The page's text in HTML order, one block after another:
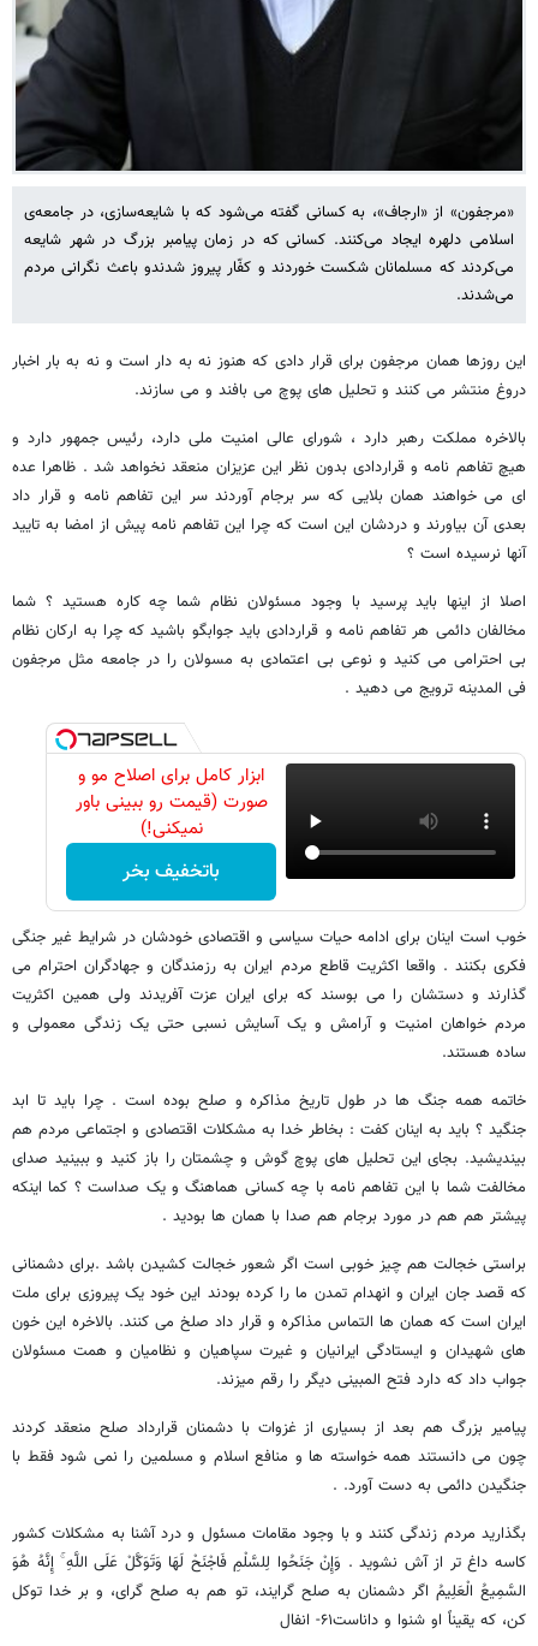
«مرجفون» از «ارجاف»، به کسانی گفته می‌شود که با شایعه‌سازی، در جامعه‌ی
اسلامی دلهره ایجاد می‌کنند. کسانی که در زمان پیامبر بزرگ در شهر شایعه
می‌کردند که مسلمانان شکست خوردند و کفّار پیروز شدندو باعث نگرانی مردم
می‌شدند.
این روزها همان مرجفون برای قرار دادی که هنوز نه به دار است و نه به بار اخبار
دروغ منتشر می کنند و تحلیل های پوچ می بافند و می سازند.
بالاخره مملکت رهبر دارد ، شورای عالی امنیت ملی دارد، رئیس جمهور دارد و
هیچ تفاهم نامه و قراردادی بدون نظر این عزیزان منعقد نخواهد شد . ظاهرا عده
ای می خواهند همان بلایی که سر برجام آوردند سر این تفاهم نامه و قرار داد
بعدی آن بیاورند و دردشان این است که چرا این تفاهم نامه پیش از امضا به تایید
آنها نرسیده است ؟
اصلا از اینها باید پرسید با وجود مسئولان نظام شما چه کاره هستید ؟ شما
مخالفان دائمی هر تفاهم نامه و قراردادی باید جوابگو باشید که چرا به ارکان نظام
بی احترامی می کنید و نوعی بی اعتمادی به مسولان را در جامعه مثل مرجفون
فی المدینه ترویج می دهید .
ابزار کامل برای اصلاح مو و
صورت (قیمت رو ببینی باور
نمیکنی!)
باتخفیف بخر
خوب است اینان برای ادامه حیات سیاسی و اقتصادی خودشان در شرایط غیر جنگی
فکری بکنند . واقعا اکثریت قاطع مردم ایران به رزمندگان و جهادگران احترام می
گذارند و دستشان را می بوسند که برای ایران عزت آفریدند ولی همین اکثریت
مردم خواهان امنیت و آرامش و یک آسایش نسبی حتی یک زندگی معمولی و
ساده هستند.
خاتمه همه جنگ ها در طول تاریخ مذاکره و صلح بوده است . چرا باید تا ابد
جنگید ؟ باید به اینان کفت : بخاطر خدا به مشکلات اقتصادی و اجتماعی مردم هم
بیندیشید. بجای این تحلیل های پوچ گوش و چشمتان را باز کنید و ببینید صدای
مخالفت شما با این تفاهم نامه با چه کسانی هماهنگ و یک صداست ؟ کما اینکه
پیشتر هم هم در مورد برجام هم صدا با همان ها بودید .
براستی خجالت هم چیز خوبی است اگر شعور خجالت کشیدن باشد .برای دشمنانی
که قصد جان ایران و انهدام تمدن ما را کرده بودند این خود یک پیروزی برای ملت
ایران است که همان ها التماس مذاکره و قرار داد صلخ می کنند. بالاخره این خون
های شهیدان و ایستادگی ایرانیان و غیرت سپاهیان و نظامیان و همت مسئولان
جواب داد که دارد فتح المبینی دیگر را رقم میزند.
پیامیر بزرگ هم بعد از بسیاری از غزوات با دشمنان قرارداد صلح منعقد کردند
چون می دانستند همه خواسته ها و منافع اسلام و مسلمین را نمی شود فقط با
جنگیدن دائمی به دست آورد. .
بگذارید مردم زندگی کنند و با وجود مقامات مسئول و درد آشنا به مشکلات کشور
کاسه داغ تر از آش نشوید . وَإِنْ جَنَحُوا لِلسَّلْمِ فَاجْنَحْ لَهَا وَتَوَکَّلْ عَلَی اللَّهِ ۚ إِنَّهُ هُوَ
السَّمِیعُ الْعَلِیمُ اگر دشمنان به صلح گرایند، تو هم به صلح گرای، و بر خدا توکل
کن، که یقیناً او شنوا و داناست۶۱- انفال